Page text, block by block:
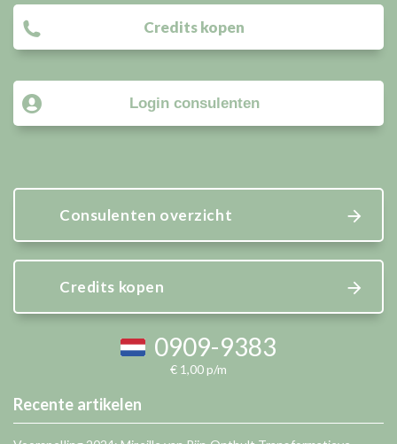
Credits kopen
Login consulenten
Consulenten overzicht
Credits kopen
0909-9383
€ 1,00 p/m
Recente artikelen